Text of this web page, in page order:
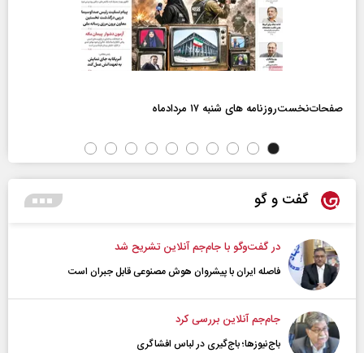
صفحات‌نخست‌روزنامه ها‌ی شنبه ۱۷ مردادماه
گفت و گو
در گفت‌و‌گو با جام‌جم آنلاین تشریح شد
فاصله ایران با پیشرو‌ان هوش مصنوعی قابل جبران است
جام‌جم آنلاین بررسی کرد
باج‌نیوزها؛ باج‌گیری در لباس افشاگری